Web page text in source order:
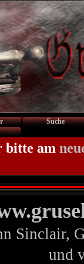
Suche
bitte am
Sinclair,
und